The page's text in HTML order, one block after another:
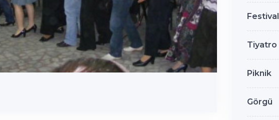
Festival
Tiyatro
Piknik
Görgü